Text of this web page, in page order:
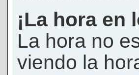
¡La hora
La hora no
viendo la